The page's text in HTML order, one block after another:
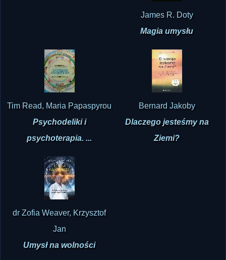
Magia umysłu
Tim Read, Maria Papaspyrou
Psychodeliki i
psychoterapia. ...
Bernard Jakoby
Dlaczego jesteśmy na
Ziemi?
dr Zofia Weaver, Krzysztof
Jan
Umysł na wolności